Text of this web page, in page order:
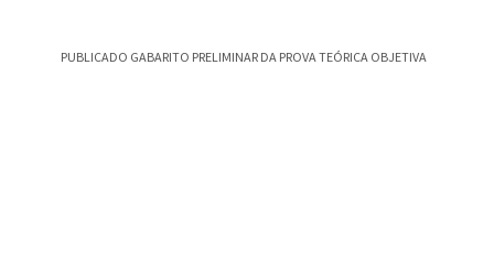
PUBLICADO GABARITO PRELIMINAR DA PROVA TEÓRICA OBJETIVA